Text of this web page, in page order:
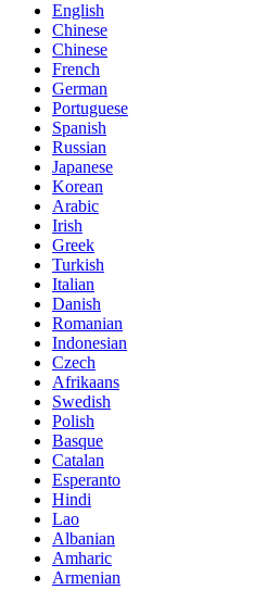
English
Chinese
Chinese
French
German
Portuguese
Spanish
Russian
Japanese
Korean
Arabic
Irish
Greek
Turkish
Italian
Danish
Romanian
Indonesian
Czech
Afrikaans
Swedish
Polish
Basque
Catalan
Esperanto
Hindi
Lao
Albanian
Amharic
Armenian